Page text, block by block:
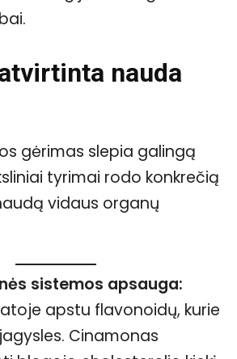
nauda
gėrimas slepia galingą
tyrimai rodo konkrečią
vidaus organų
sistemos apsauga:
apstu flavonoidų, kurie
Cinamonas